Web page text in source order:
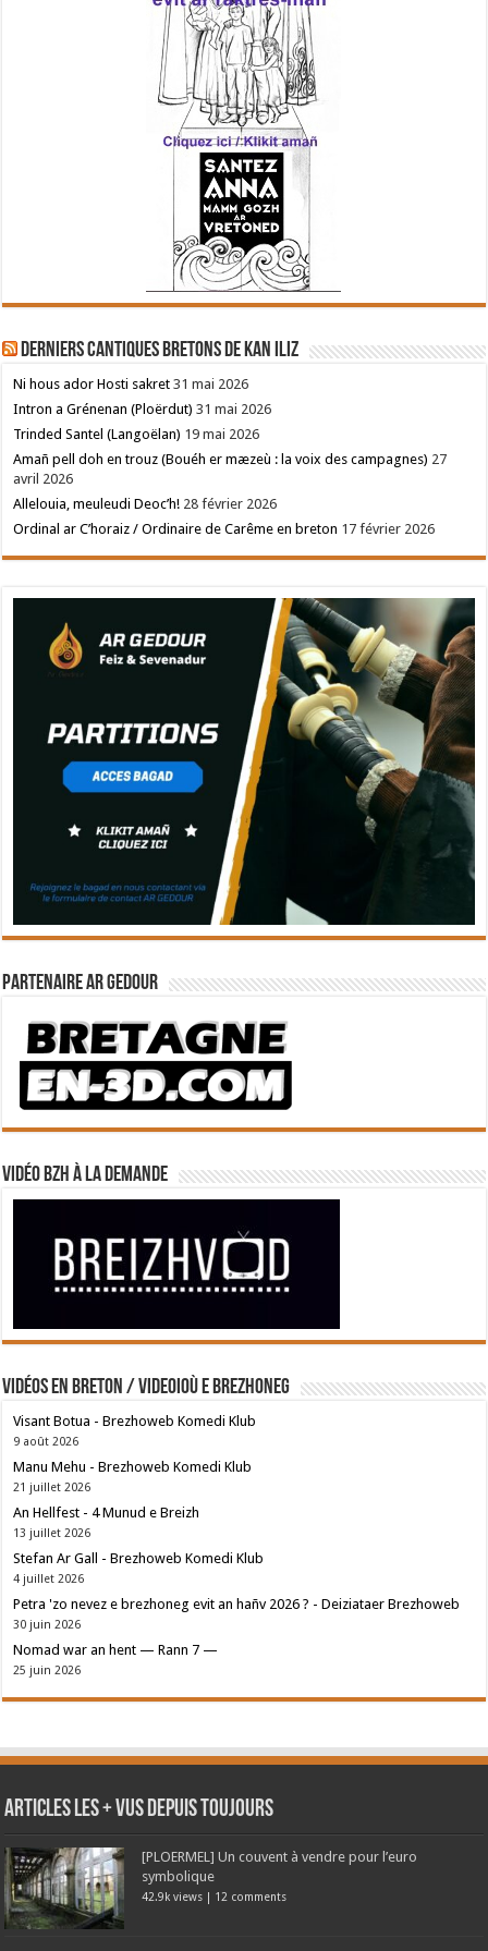
Derniers cantiques bretons de Kan Iliz
Ni hous ador Hosti sakret 31 mai 2026
Intron a Grénenan (Ploërdut) 31 mai 2026
Trinded Santel (Langoëlan) 19 mai 2026
Amañ pell doh en trouz (Bouéh er mæzeù : la voix des campagnes) 27
avril 2026
Allelouia, meuleudi Deoc’h! 28 février 2026
Ordinal ar C’horaiz / Ordinaire de Carême en breton 17 février 2026
Partenaire Ar Gedour
Vidéo BZH à la demande
Vidéos en breton / Videoioù e brezhoneg
Visant Botua - Brezhoweb Komedi Klub
9 août 2026
Manu Mehu - Brezhoweb Komedi Klub
21 juillet 2026
An Hellfest - 4 Munud e Breizh
13 juillet 2026
Stefan Ar Gall - Brezhoweb Komedi Klub
4 juillet 2026
Petra 'zo nevez e brezhoneg evit an hañv 2026 ? - Deiziataer Brezhoweb
30 juin 2026
Nomad war an hent — Rann 7 —
25 juin 2026
Articles les + vus depuis toujours
[PLOERMEL] Un couvent à vendre pour l’euro
symbolique
42.9k views | 12 comments